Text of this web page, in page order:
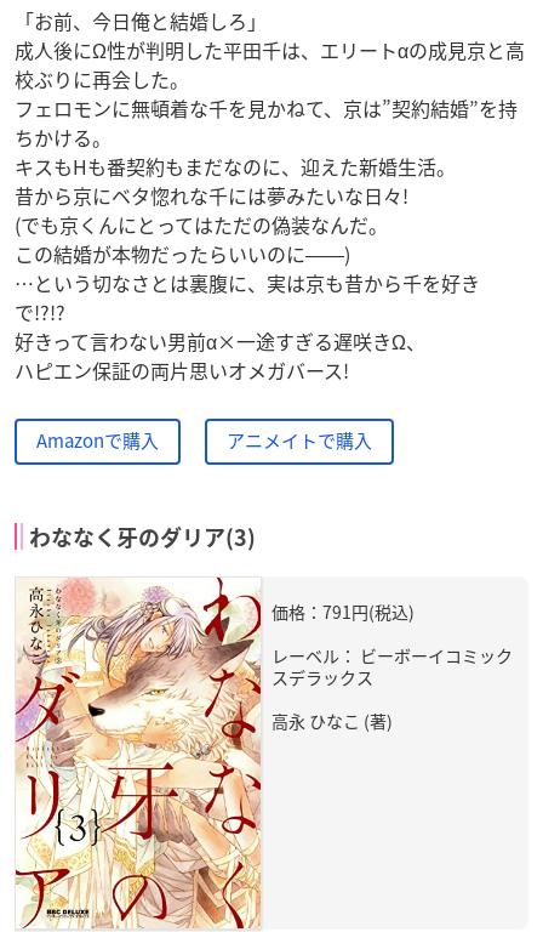
「お前、今日俺と結婚しろ」
成人後にΩ性が判明した平田千は、エリートαの成見京と高
校ぶりに再会した。
フェロモンに無頓着な千を見かねて、京は”契約結婚”を持
ちかける。
キスもHも番契約もまだなのに、迎えた新婚生活。
昔から京にベタ惚れな千には夢みたいな日々!
(でも京くんにとってはただの偽装なんだ。
この結婚が本物だったらいいのに――)
…という切なさとは裏腹に、実は京も昔から千を好き
で!?!?
好きって言わない男前α×一途すぎる遅咲きΩ、
ハピエン保証の両片思いオメガバース!
Amazonで購入 アニメイトで購入
わななく牙のダリア(3)
価格：791円(税込)
レーベル： ビーボーイコミック
スデラックス
高永 ひなこ (著)